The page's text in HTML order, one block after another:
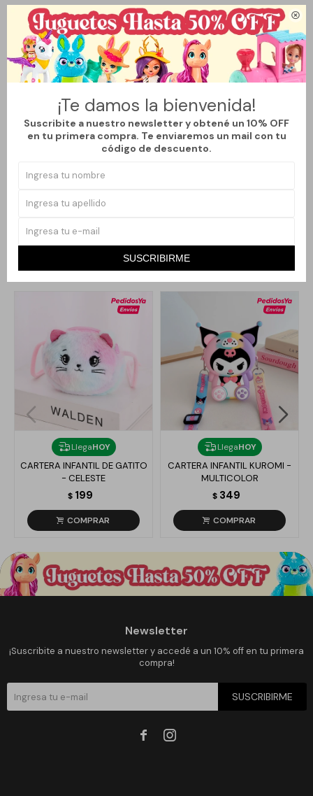

¡Te damos la bienvenida!
Suscribite a nuestro newsletter y obtené un 10% OFF
en tu primera compra. Te enviaremos un mail con tu
código de descuento.
SUSCRIBIRME
Descripción
Este encantador bolso infantil combina la suavidad del peluche
con el diseño divertido de sus personajes favoritos. Su textura
acolchada y liviana lo hace perfecto para que los más pequeños
lo lleven cómodamente a paseos, jardín o juegos diarios.Tamaño
accesorio práctico y adorable que acompaña a los niños en cada
aventura.
Productos que te pueden interesar
LlegaHOY
CARTERA INFANTIL DE GATITO
- CELESTE
$ 199
LlegaHOY
CARTERA INFANTIL KUROMI -
MULTICOLOR
$ 349
Newsletter
¡Suscribite a nuestro newsletter y accedé a un 10% off en tu primera
compra!
SUSCRIBIRME
 